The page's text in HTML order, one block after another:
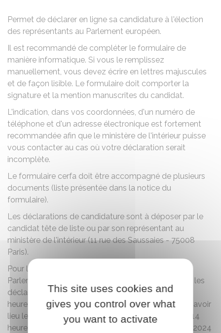
Permet de déclarer en ligne sa candidature à l'élection
des représentants au Parlement européen.
Il est recommandé de compléter le formulaire de
manière informatique. Si vous le remplissez
manuellement, vous devez écrire en lettres majuscules
et de façon lisible. Le formulaire doit comporter la
signature et la mention manuscrites du candidat.
L'indication, dans vos coordonnées, d'un numéro de
téléphone et d'un adresse électronique est fortement
recommandée afin que le ministère de l'intérieur puisse
vous contacter au cas où votre déclaration serait
incomplète.
Le formulaire cerfa doit être accompagné de plusieurs
documents (liste présentée dans la notice du
formulaire).
Les déclarations de candidature sont à déposer par le
candidat tête de liste ou par son représentant au
ministère de l'intérieur (11 rue des Saussaies - 75008
Paris).
Pour la prochaine élection des représentants au
Parlement européen qui se déroulera le 9 juin 2024, les
déclarations seront reçues entre le 6 mai 2024 à 9
heures et le 17 mai 2024 à 18 heures. Le dépôt doit avoir
lieu les
jours ouvrés , de 9 heures à 12 heures et de 14
heures à 18 heures, à l'exception du mercredi 8 mai 2024
This site uses cookies and
gives you control over what
you want to activate